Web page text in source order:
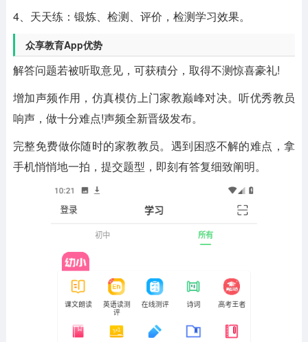
4、天天练：锻炼、检测、评价，检测学习效果。
众享教育App优势
解答问题若被听取意见，可获積分，取得不测惊喜豪礼!
增加声频作用，仿真模仿上门家教巅峰对决。听优秀教员
响声，做十分难点!声频全新晋级发布。
完整免费做你随时的家教教员。遇到困惑不解的难点，拿
手机悄悄地一拍，提交题型，即刻有答复细致阐明。